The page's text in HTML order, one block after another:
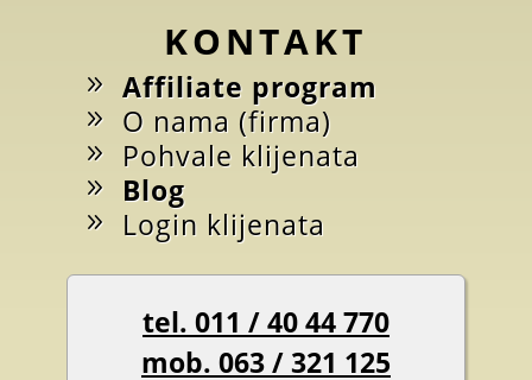
KONTAKT
Affiliate program
O nama (firma)
Pohvale klijenata
Blog
Login klijenata
tel. 011 / 40 44 770
mob. 063 / 321 125